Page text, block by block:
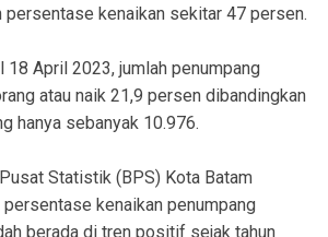
persentase kenaikan sekitar 47 persen.
18 April 2023, jumlah penumpang
atau naik 21,9 persen dibandingkan
hanya sebanyak 10.976.
Statistik (BPS) Kota Batam
kenaikan penumpang
berada di tren positif sejak tahun